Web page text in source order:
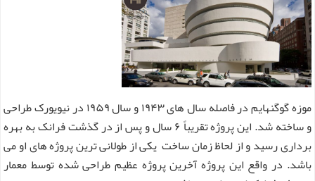
موزه گوگنهایم در فاصله سال های ۱۹۴۳ و سال ۱۹۵۹ در نیویورک طراحی
و ساخته شد. این پروژه تقریباً ۶ سال و پس از در گذشت فرانک به بهره
برداری رسید و از لحاظ زمان ساخت یکی از طولانی ترین پروژه های او می
باشد. در واقع این پروژه آخرین پروژه عظیم طراحی شده توسط معمار